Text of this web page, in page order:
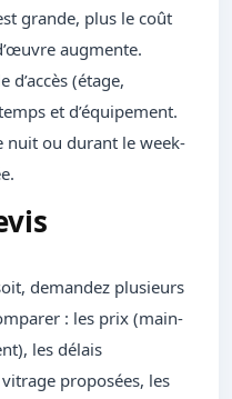
grande, plus le coût
augmente.
(étage,
et d’équipement.
nuit ou durant le week-
demandez plusieurs
: les prix (main-
les délais
proposées, les